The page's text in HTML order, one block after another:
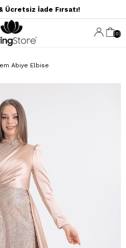
Ücretsiz İade Fırsatı!
0
Abiye Elbise